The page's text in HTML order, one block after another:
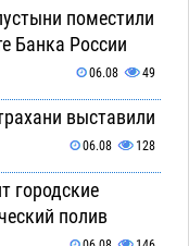
поместили
Банка России
06.08 49
выставили
06.08 128
городские
полив